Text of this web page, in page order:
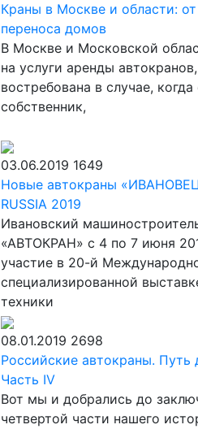
Краны в Москве и области:
переноса домов
В Москве и Московской
на услуги аренды
востребована в случае,
собственник,
03.06.2019 1649
Новые автокраны
RUSSIА 2019
Ивановский
«АВТОКРАН» c 4 по 7 июня
участие в 20-й
специализированной
техники
08.01.2019 2698
Российские автокраны. Путь
Часть IV
Вот мы и добрались до
четвертой части нашего